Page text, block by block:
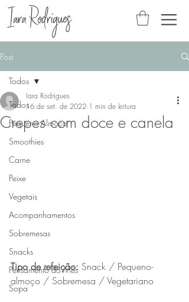
Post
Todos
Pequeno Almoço
Smoothies
Carne
Peixe
Vegetais
Acompanhamentos
Sobremesas
Snacks
Pensamento do Mês
Sopa
Todos
Crepes com doce e canela
Iara Rodrigues
16 de set. de 2022 1 min de leitura
Tipo de refeição: Snack / Pequeno-
almoço / Sobremesa / Vegetariano